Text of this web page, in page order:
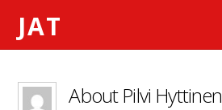
JAT
AboutPilvi Hyttinen